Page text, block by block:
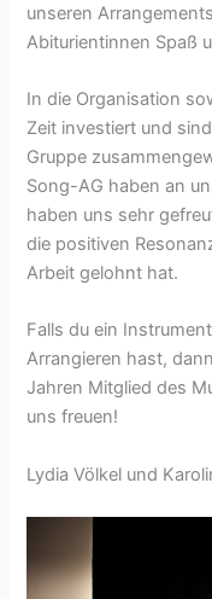
unseren
Abiturientinnen Spaß
In die Organisation
Zeit investiert und
Gruppe
Song-AG haben an
haben uns sehr
die positiven
Arbeit gelohnt hat.
Falls du ein
Arrangieren hast,
Jahren Mitglied des
uns freuen!
Lydia Völkel und